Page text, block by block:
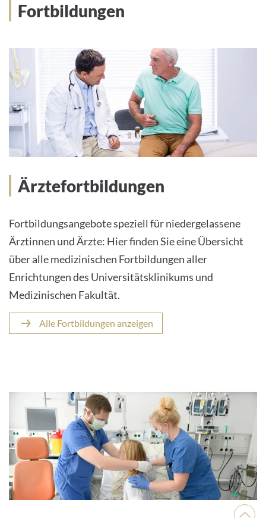
Fortbildungen
Ärztefortbildungen
Fortbildungsangebote speziell für niedergelassene
Ärztinnen und Ärzte: Hier finden Sie eine Übersicht
über alle medizinischen Fortbildungen aller
Enrichtungen des Universitätsklinikums und
Medizinischen Fakultät.
Alle Fortbildungen anzeigen
Nach